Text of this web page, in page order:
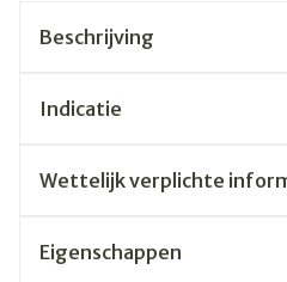
Beschrijving
Indicatie
Wettelijk verplichte
Eigenschappen